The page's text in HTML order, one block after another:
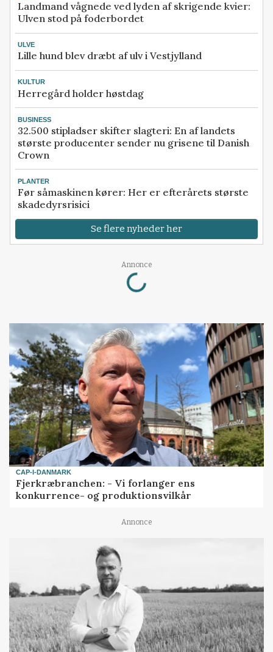
Landmand vågnede ved lyden af skrigende kvier:
Ulven stod på foderbordet
ULVE
Lille hund blev dræbt af ulv i Vestjylland
KULTUR
Herregård holder høstdag
BUSINESS
32.500 stipladser skifter slagteri: En af landets
største producenter sender nu grisene til Danish
Crown
PLANTER
Før såmaskinen kører: Her er efterårets største
skadedyrsrisici
Se flere nyheder her
Annonce
Loading...
CAP-I-DANMARK
Fjerkræbranchen: - Vi forlanger ens
konkurrence- og produktionsvilkår
Annonce